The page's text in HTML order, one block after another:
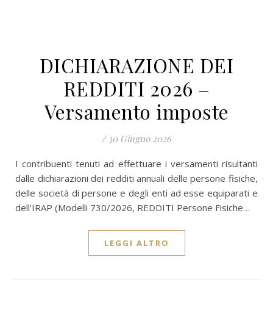
DICHIARAZIONE DEI
REDDITI 2026 –
Versamento imposte
/ 30 Giugno 2026
I contribuenti tenuti ad effettuare i versamenti risultanti
dalle dichiarazioni dei redditi annuali delle persone fisiche,
delle società di persone e degli enti ad esse equiparati e
dell'IRAP (Modelli 730/2026, REDDITI Persone Fisiche…
LEGGI ALTRO